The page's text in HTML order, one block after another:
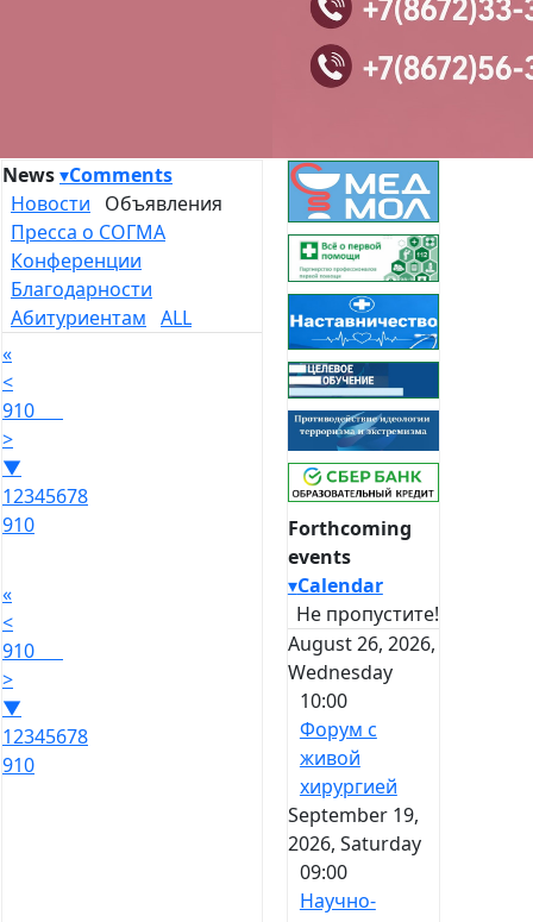
News▾Comments
Новости Объявления
Пресса о СОГМА
Конференции
Благодарности
Абитуриентам ALL
«
<
910
>
▼
12345678
910
«
<
910
>
▼
12345678
910
Forthcoming
events
▾Calendar
Не пропустите!
August 26, 2026,
Wednesday
10:00
Форум с
живой
хирургией
September 19,
2026, Saturday
09:00
Научно-